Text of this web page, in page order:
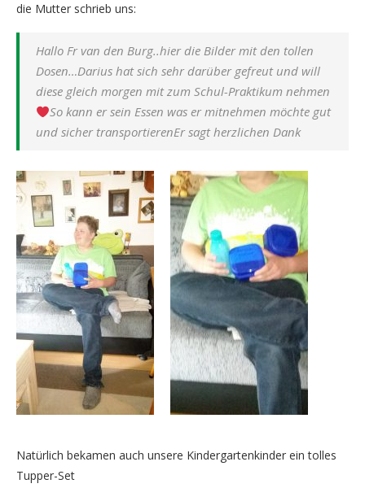
die Mutter schrieb uns:
Hallo Fr van den Burg..hier die Bilder mit den tollen
Dosen…Darius hat sich sehr darüber gefreut und will
diese gleich morgen mit zum Schul-Praktikum nehmen
So kann er sein Essen was er mitnehmen möchte gut
und sicher transportierenEr sagt herzlichen Dank
Natürlich bekamen auch unsere Kindergartenkinder ein tolles
Tupper-Set